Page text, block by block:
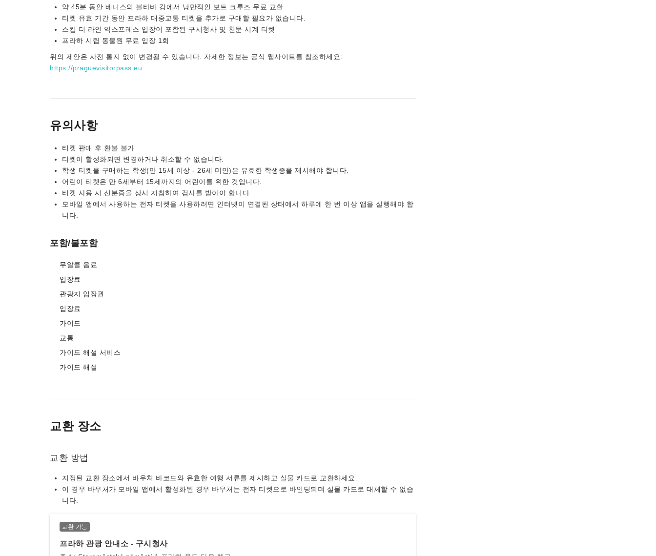
약 45분 동안 베니스의 블타바 강에서 낭만적인 보트 크루즈 무료 교환
티켓 유효 기간 동안 프라하 대중교통 티켓을 추가로 구매할 필요가 없습니다.
스킵 더 라인 익스프레스 입장이 포함된 구시청사 및 천문 시계 티켓
프라하 시립 동물원 무료 입장 1회
위의 제안은 사전 통지 없이 변경될 수 있습니다. 자세한 정보는 공식 웹사이트를 참조하세요:
https://praguevisitorpass.eu
유의사항
티켓 판매 후 환불 불가
티켓이 활성화되면 변경하거나 취소할 수 없습니다.
학생 티켓을 구매하는 학생(만 15세 이상 - 26세 미만)은 유효한 학생증을 제시해야 합니다.
어린이 티켓은 만 6세부터 15세까지의 어린이를 위한 것입니다.
티켓 사용 시 신분증을 상시 지참하여 검사를 받아야 합니다.
모바일 앱에서 사용하는 전자 티켓을 사용하려면 인터넷이 연결된 상태에서 하루에 한 번 이상 앱을 실행해야 합
니다.
포함/불포함
무알콜 음료
입장료
관광지 입장권
입장료
가이드
교통
가이드 해설 서비스
가이드 해설
교환 장소
교환 방법
지정된 교환 장소에서 바우처 바코드와 유효한 여행 서류를 제시하고 실물 카드로 교환하세요.
이 경우 바우처가 모바일 앱에서 활성화된 경우 바우처는 전자 티켓으로 바인딩되며 실물 카드로 대체할 수 없습
니다.
교환 가능
프라하 관광 안내소 - 구시청사